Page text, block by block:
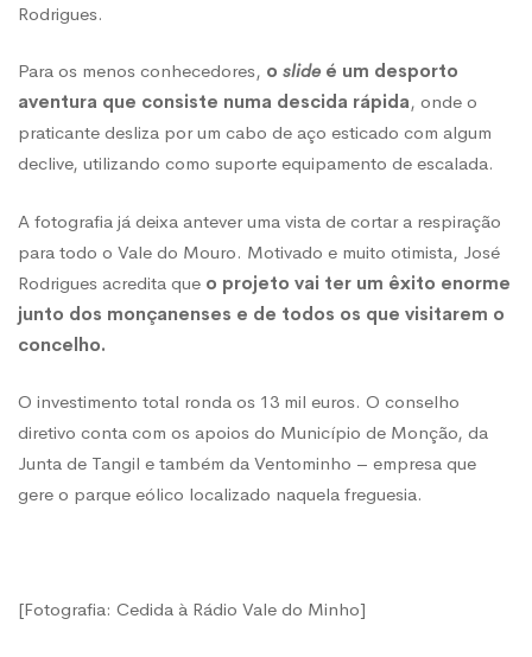
Rodrigues.
Para os menos conhecedores, o slide é um desporto
aventura que consiste numa descida rápida, onde o
praticante desliza por um cabo de aço esticado com algum
declive, utilizando como suporte equipamento de escalada.
A fotografia já deixa antever uma vista de cortar a respiração
para todo o Vale do Mouro. Motivado e muito otimista, José
Rodrigues acredita que o projeto vai ter um êxito enorme
junto dos monçanenses e de todos os que visitarem o
concelho.
O investimento total ronda os 13 mil euros. O conselho
diretivo conta com os apoios do Município de Monção, da
Junta de Tangil e também da Ventominho – empresa que
gere o parque eólico localizado naquela freguesia.
[Fotografia: Cedida à Rádio Vale do Minho]